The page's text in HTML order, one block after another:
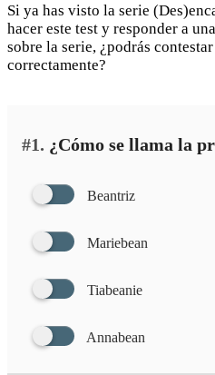
Si ya has visto la serie
hacer este test y responder a
sobre la serie, ¿podrás
correctamente?
#1. ¿Cómo se llama la
Beantriz
Mariebean
Tiabeanie
Annabean